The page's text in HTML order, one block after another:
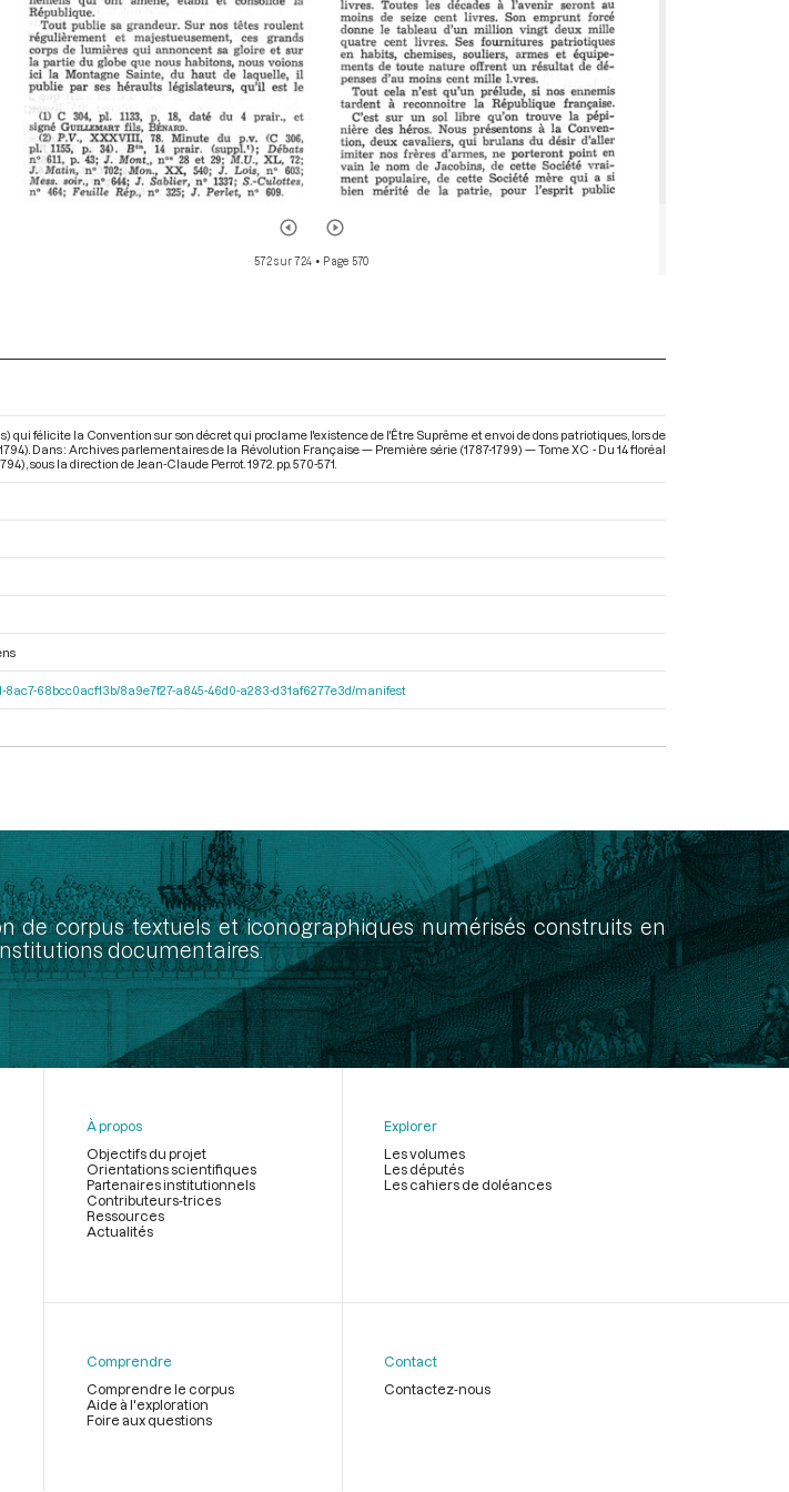
572 sur 724 • Page 570
qui félicite la Convention sur son décret qui proclame l'existence de l'Être Suprême et envoi de dons patriotiques, lors de
Dans : Archives parlementaires de la Révolution Française — Première série (1787-1799) — Tome XC - Du 14 floréal
, sous la direction de Jean-Claude Perrot. 1972. pp. 570-571.
8ac7-68bcc0acf13b/8a9e7f27-a845-46d0-a283-d31af6277e3d/manifest
de corpus textuels et iconographiques numérisés construits en
documentaires.
page
À propos
Objectifs du projet
Orientations scientifiques
Partenaires institutionnels
Contributeurs-trices
Ressources
Actualités
Explorer
Les volumes
Les députés
Les cahiers de doléances
Comprendre
Comprendre le corpus
Aide à l'exploration
Foire aux questions
Contact
Contactez-nous